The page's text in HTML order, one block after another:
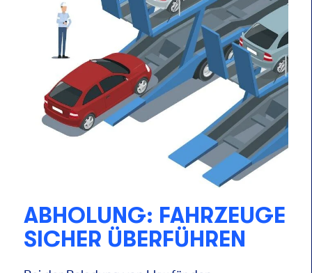
ABHOLUNG: FAHRZEUGE
SICHER ÜBERFÜHREN